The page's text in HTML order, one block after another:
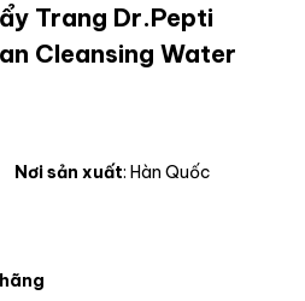
Trang Dr.Pepti
Cleansing Water
Nơi sản xuất: Hàn Quốc